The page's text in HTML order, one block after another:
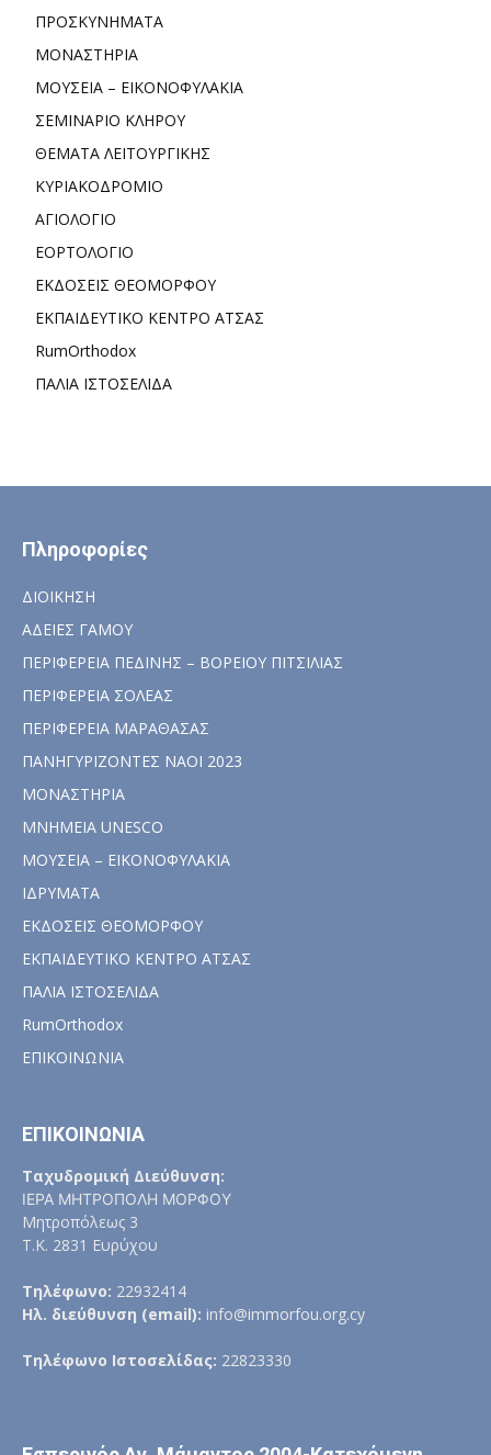
ΠΡΟΣΚΥΝΗΜΑΤΑ
ΜΟΝΑΣΤΗΡΙΑ
ΜΟΥΣΕΙΑ – ΕΙΚΟΝΟΦΥΛΑΚΙΑ
ΣΕΜΙΝΑΡΙΟ ΚΛΗΡΟΥ
ΘΕΜΑΤΑ ΛΕΙΤΟΥΡΓΙΚΗΣ
ΚΥΡΙΑΚΟΔΡΟΜΙΟ
ΑΓΙΟΛΟΓΙΟ
ΕΟΡΤΟΛΟΓΙΟ
ΕΚΔΟΣΕΙΣ ΘΕΟΜΟΡΦΟΥ
ΕΚΠΑΙΔΕΥΤΙΚΟ ΚΕΝΤΡΟ ΑΤΣΑΣ
RumOrthodox
ΠΑΛΙΑ ΙΣΤΟΣΕΛΙΔΑ
Πληροφορίες
ΔΙΟΙΚΗΣΗ
ΑΔΕΙΕΣ ΓΑΜΟΥ
ΠΕΡΙΦΕΡΕΙΑ ΠΕΔΙΝΗΣ – ΒΟΡΕΙΟΥ ΠΙΤΣΙΛΙΑΣ
ΠΕΡΙΦΕΡΕΙΑ ΣΟΛΕΑΣ
ΠΕΡΙΦΕΡΕΙΑ ΜΑΡΑΘΑΣΑΣ
ΠΑΝΗΓΥΡΙΖΟΝΤΕΣ ΝΑΟΙ 2023
ΜΟΝΑΣΤΗΡΙΑ
ΜΝΗΜΕΙΑ UNESCO
ΜΟΥΣΕΙΑ – ΕΙΚΟΝΟΦΥΛΑΚΙΑ
ΙΔΡΥΜΑΤΑ
ΕΚΔΟΣΕΙΣ ΘΕΟΜΟΡΦΟΥ
ΕΚΠΑΙΔΕΥΤΙΚΟ ΚΕΝΤΡΟ ΑΤΣΑΣ
ΠΑΛΙΑ ΙΣΤΟΣΕΛΙΔΑ
RumOrthodox
ΕΠΙΚΟΙΝΩΝΙΑ
ΕΠΙΚΟΙΝΩΝΙΑ
Ταχυδρομική Διεύθυνση:
ΙΕΡΑ ΜΗΤΡΟΠΟΛΗ ΜΟΡΦΟΥ
Μητροπόλεως 3
Τ.Κ. 2831 Ευρύχου
Τηλέφωνο: 22932414
Ηλ. διεύθυνση (email): info@immorfou.org.cy
Τηλέφωνο Ιστοσελίδας: 22823330